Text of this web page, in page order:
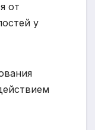
от
у